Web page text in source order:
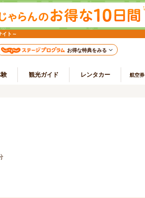
イト～
お得な特典をみる
観光ガイド レンタカー 航空券